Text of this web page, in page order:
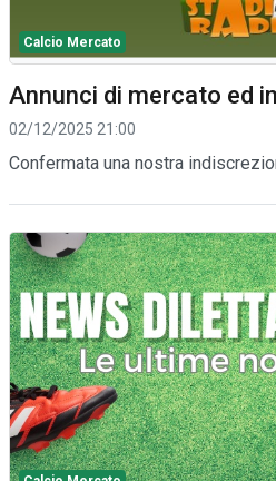
Calcio Mercato
Annunci di mercato ed
02/12/2025 21:00
Confermata una nostra